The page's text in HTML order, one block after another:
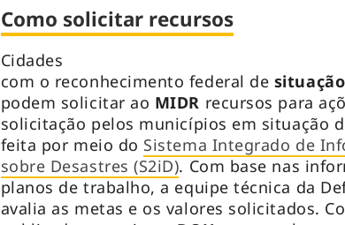
Como solicitar recursos
Cidades
com o reconhecimento federal de
podem solicitar ao MIDR recursos para
solicitação pelos municípios em situação
feita por meio do Sistema Integrado de
sobre Desastres (S2iD). Com base nas
planos de trabalho, a equipe técnica da
avalia as metas e os valores solicitados.